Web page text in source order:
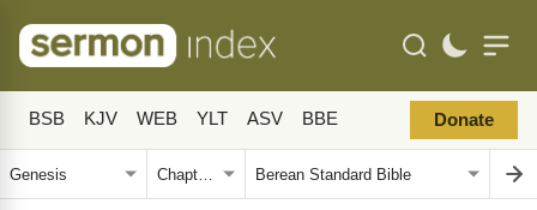
BSB KJV WEB YLT ASV BBE Donate